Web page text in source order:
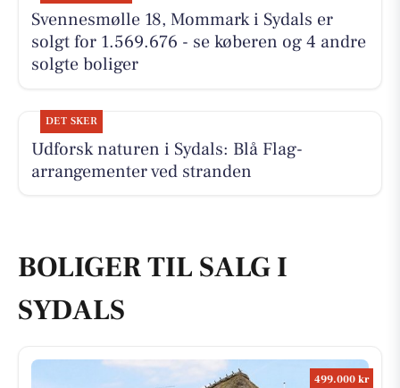
Svennesmølle 18, Mommark i Sydals er
solgt for 1.569.676 - se køberen og 4 andre
solgte boliger
DET SKER
Udforsk naturen i Sydals: Blå Flag-
arrangementer ved stranden
BOLIGER TIL SALG I
SYDALS
499.000 kr